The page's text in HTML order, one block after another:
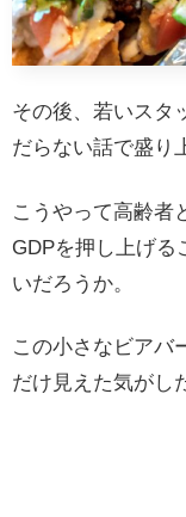
その後、若いスタ
だらない話で盛り
こうやって高齢者
GDPを押し上げる
いだろうか。
この小さなビアバ
だけ見えた気がし